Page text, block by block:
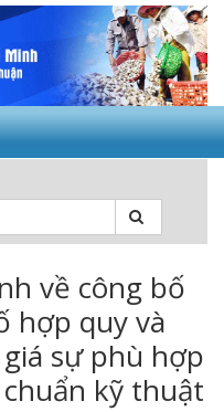
về công bố
hợp quy và
sự phù hợp
kỹ thuật